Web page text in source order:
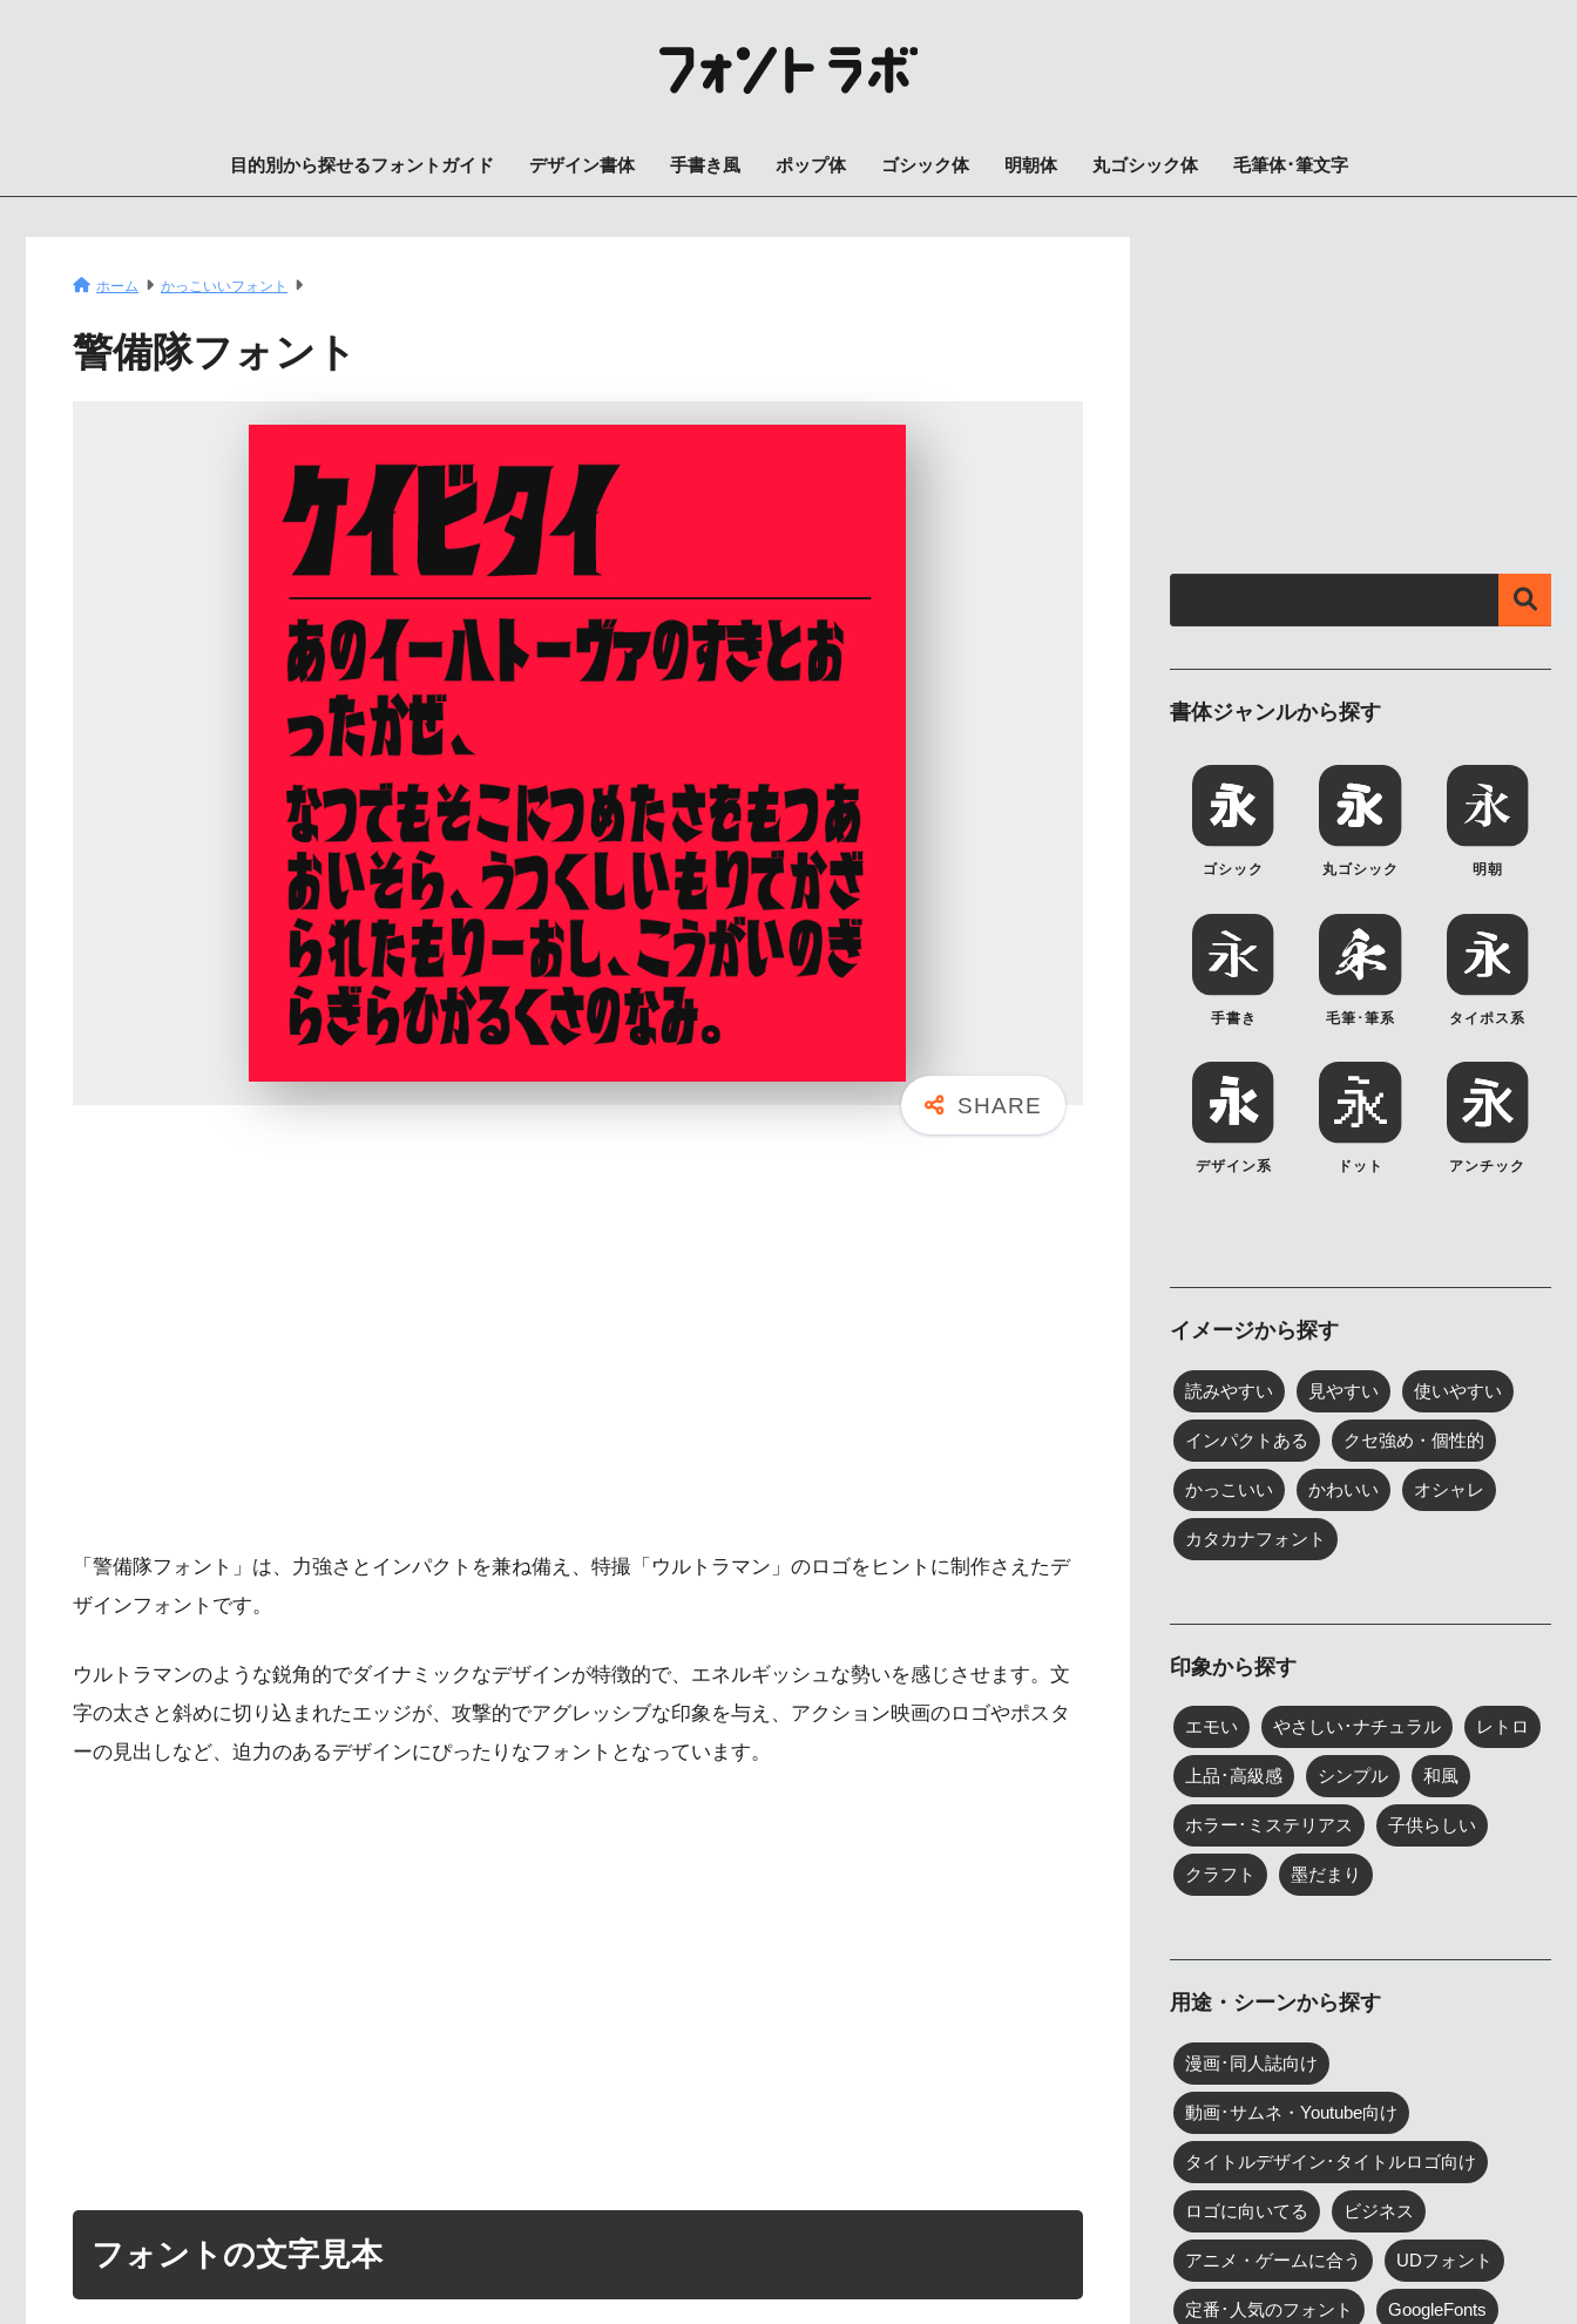
目的別から探せるフォントガイド デザイン書体 手書き風 ポップ体 ゴシック体 明朝体 丸ゴシック体 毛筆体･筆文字
ホーム かっこいいフォント
警備隊フォント
「警備隊フォント」は、力強さとインパクトを兼ね備え、特撮「ウルトラマン」のロゴをヒントに制作さえたデ
ザインフォントです。
ウルトラマンのような鋭角的でダイナミックなデザインが特徴的で、エネルギッシュな勢いを感じさせます。文
字の太さと斜めに切り込まれたエッジが、攻撃的でアグレッシブな印象を与え、アクション映画のロゴやポスタ
ーの見出しなど、迫力のあるデザインにぴったりなフォントとなっています。
フォントの文字見本
書体ジャンルから探す
ゴシック 丸ゴシック 明朝
手書き 毛筆･筆系 タイポス系
デザイン系 ドット アンチック
イメージから探す
読みやすい 見やすい 使いやすい
インパクトある クセ強め・個性的
かっこいい かわいい オシャレ
カタカナフォント
印象から探す
エモい やさしい･ナチュラル レトロ
上品･高級感 シンプル 和風
ホラー･ミステリアス 子供らしい
クラフト 墨だまり
用途・シーンから探す
漫画･同人誌向け
動画･サムネ・Youtube向け
タイトルデザイン･タイトルロゴ向け
ロゴに向いてる ビジネス
アニメ・ゲームに合う UDフォント
定番･人気のフォント GoogleFonts